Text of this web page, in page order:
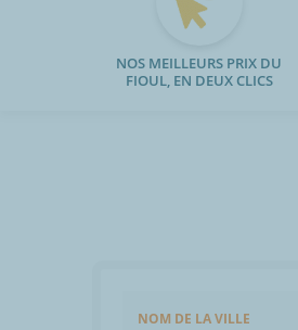
NOS MEILLEURS PRIX DU
FIOUL, EN DEUX CLICS
NOM DE LA VILLE